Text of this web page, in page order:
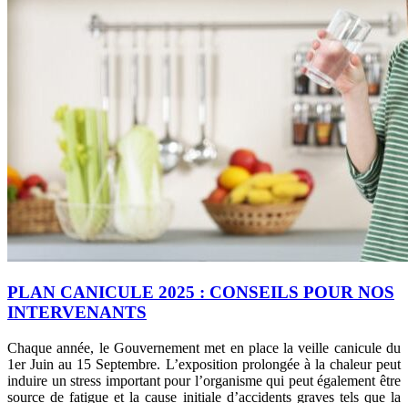
PLAN CANICULE 2025 : CONSEILS POUR NOS
INTERVENANTS
Chaque année, le Gouvernement met en place la veille canicule du
1er Juin au 15 Septembre. L’exposition prolongée à la chaleur peut
induire un stress important pour l’organisme qui peut également être
source de fatigue et la cause initiale d’accidents graves tels que la